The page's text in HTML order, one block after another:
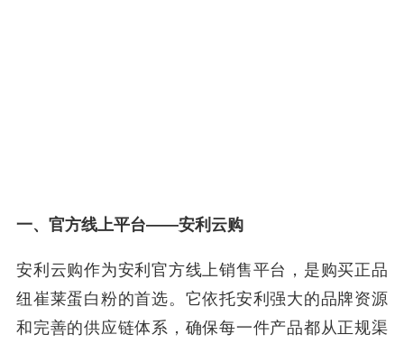
一、官方线上平台——安利云购
安利云购作为安利官方线上销售平台，是购买正品
纽崔莱蛋白粉的首选。它依托安利强大的品牌资源
和完善的供应链体系，确保每一件产品都从正规渠